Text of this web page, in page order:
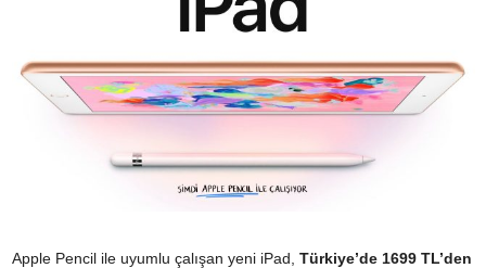
Apple Pencil ile uyumlu çalışan yeni iPad, Türkiye’de 1699 TL’den